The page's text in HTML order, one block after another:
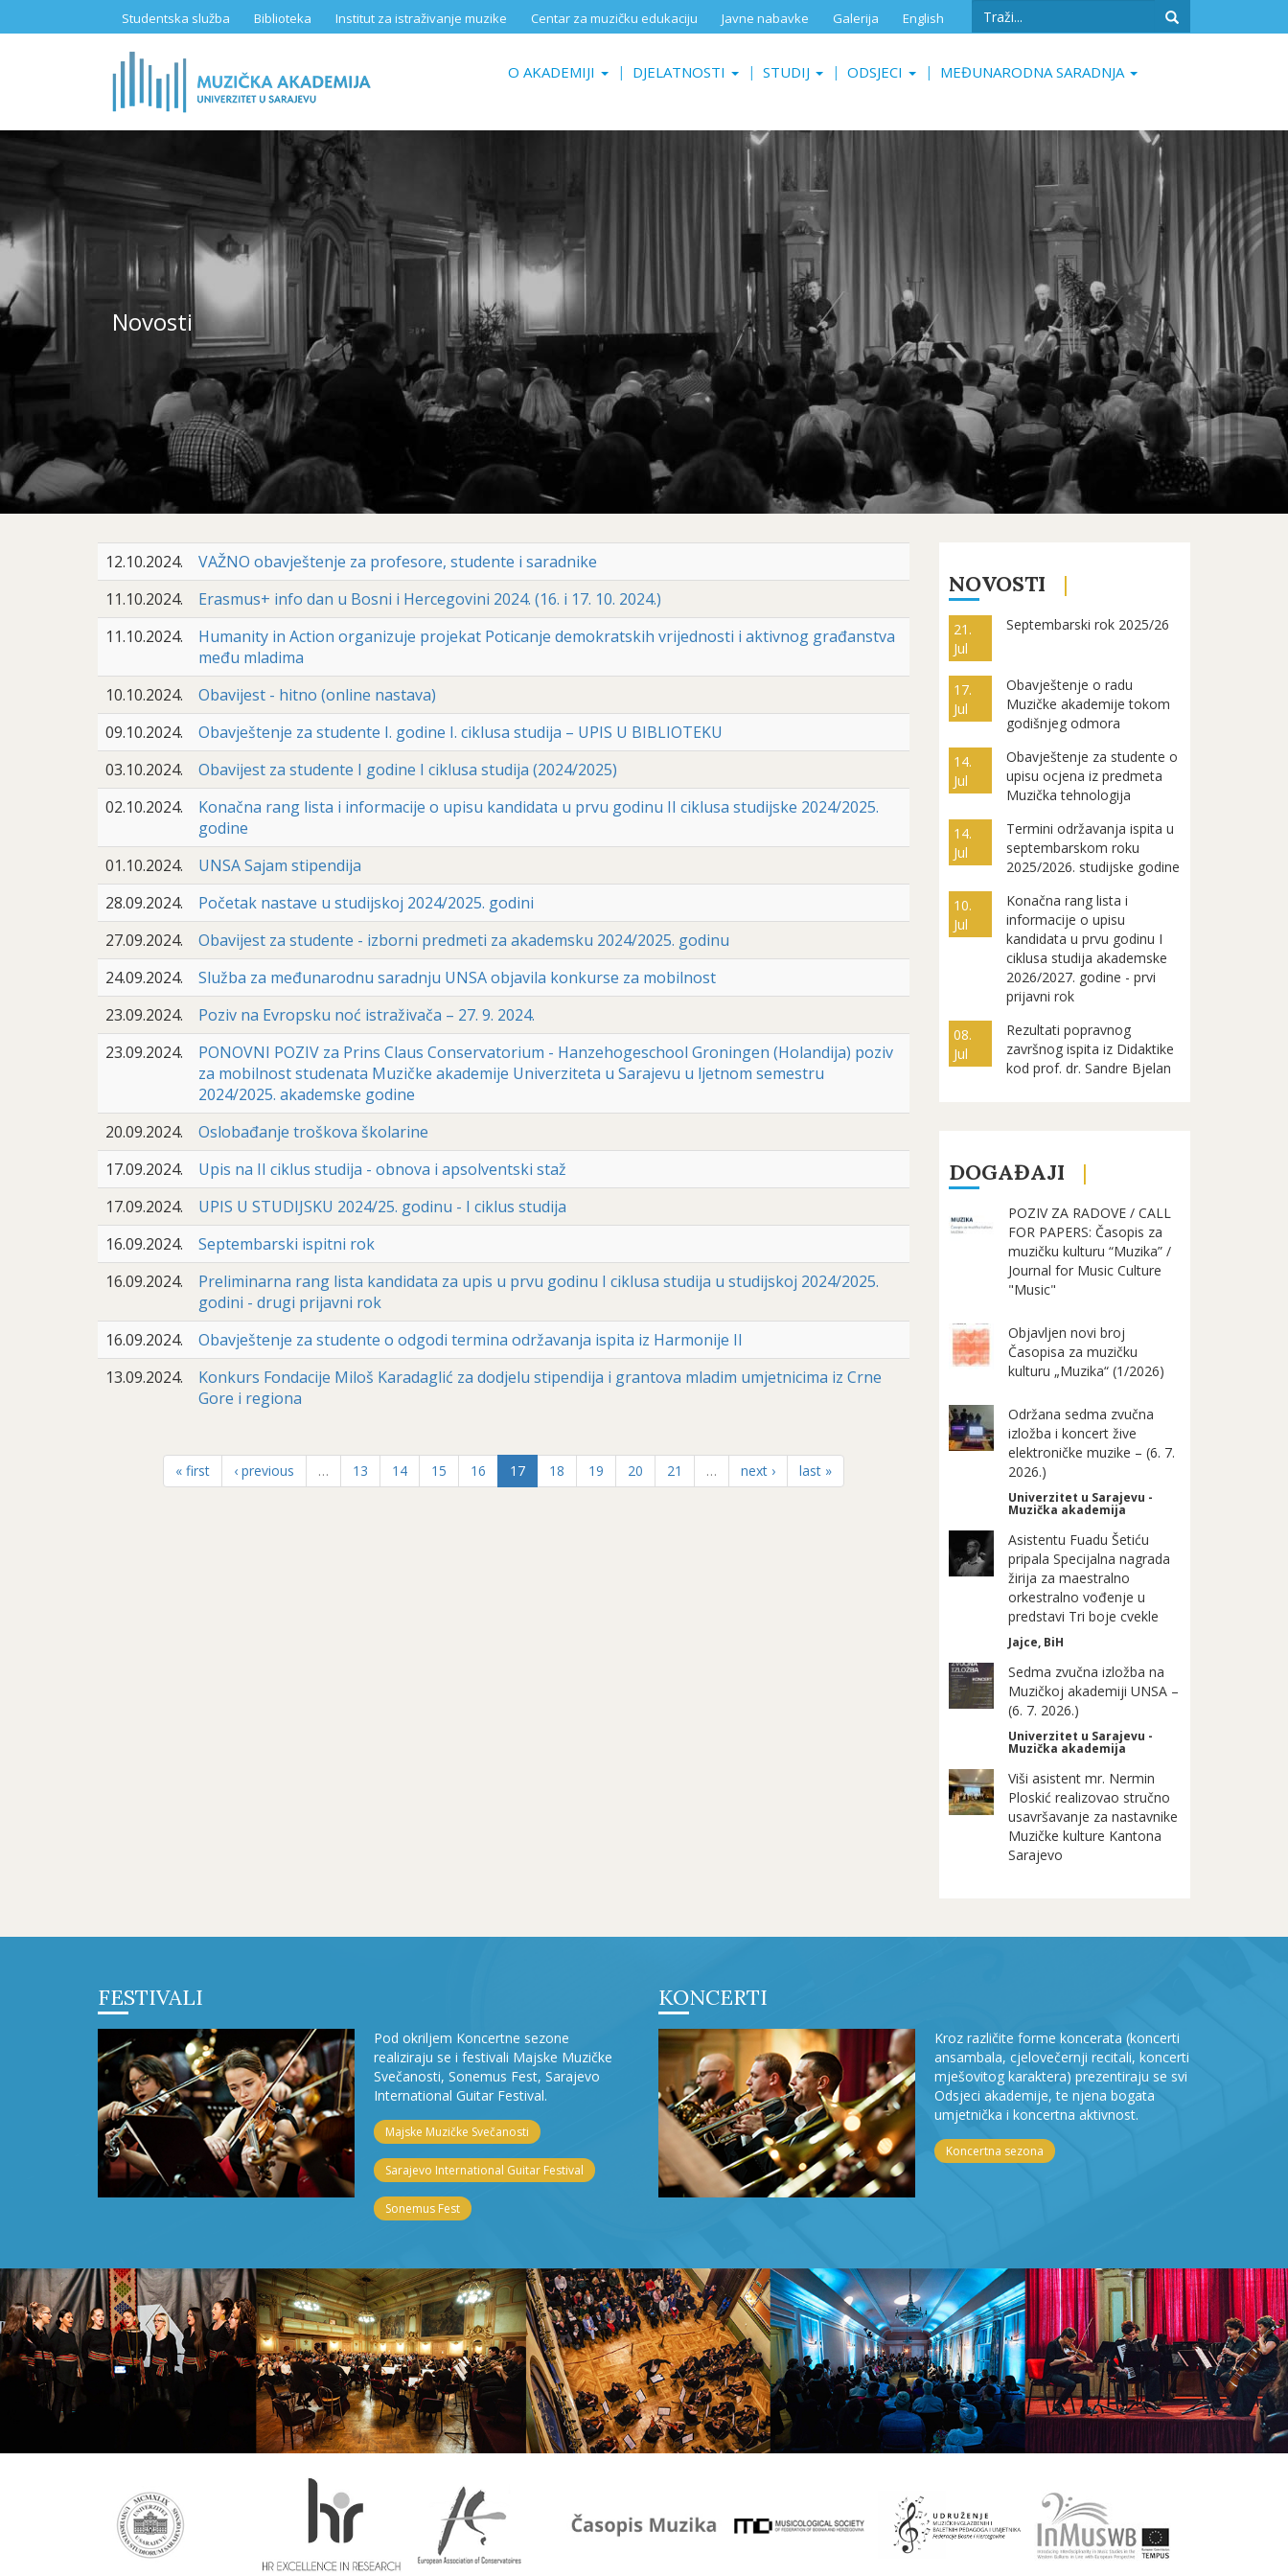
Studentska služba Biblioteka Institut za istraživanje muzike Centar za muzičku edukaciju Javne nabavke Galerija English
Search
O AKADEMIJI DJELATNOSTI STUDIJ ODSJECI MEĐUNARODNA SARADNJA
Novosti
12.10.2024.
VAŽNO obavještenje za profesore, studente i saradnike
11.10.2024.
Erasmus+ info dan u Bosni i Hercegovini 2024. (16. i 17. 10. 2024.)
11.10.2024.
Humanity in Action organizuje projekat Poticanje demokratskih vrijednosti i aktivnog građanstva
među mladima
10.10.2024.
Obavijest - hitno (online nastava)
09.10.2024.
Obavještenje za studente I. godine I. ciklusa studija – UPIS U BIBLIOTEKU
03.10.2024.
Obavijest za studente I godine I ciklusa studija (2024/2025)
02.10.2024.
Konačna rang lista i informacije o upisu kandidata u prvu godinu II ciklusa studijske 2024/2025.
godine
01.10.2024.
UNSA Sajam stipendija
28.09.2024.
Početak nastave u studijskoj 2024/2025. godini
27.09.2024.
Obavijest za studente - izborni predmeti za akademsku 2024/2025. godinu
24.09.2024.
Služba za međunarodnu saradnju UNSA objavila konkurse za mobilnost
23.09.2024.
Poziv na Evropsku noć istraživača – 27. 9. 2024.
23.09.2024.
PONOVNI POZIV za Prins Claus Conservatorium - Hanzehogeschool Groningen (Holandija) poziv
za mobilnost studenata Muzičke akademije Univerziteta u Sarajevu u ljetnom semestru
2024/2025. akademske godine
20.09.2024.
Oslobađanje troškova školarine
17.09.2024.
Upis na II ciklus studija - obnova i apsolventski staž
17.09.2024.
UPIS U STUDIJSKU 2024/25. godinu - I ciklus studija
16.09.2024.
Septembarski ispitni rok
16.09.2024.
Preliminarna rang lista kandidata za upis u prvu godinu I ciklusa studija u studijskoj 2024/2025.
godini - drugi prijavni rok
16.09.2024.
Obavještenje za studente o odgodi termina održavanja ispita iz Harmonije II
13.09.2024.
Konkurs Fondacije Miloš Karadaglić za dodjelu stipendija i grantova mladim umjetnicima iz Crne
Gore i regiona
« first ‹ previous … 13 14 15 16 17 18 19 20 21 … next › last »
NOVOSTI
21.
Jul
Septembarski rok 2025/26
17.
Jul
Obavještenje o radu
Muzičke akademije tokom
godišnjeg odmora
14.
Jul
Obavještenje za studente o
upisu ocjena iz predmeta
Muzička tehnologija
14.
Jul
Termini održavanja ispita u
septembarskom roku
2025/2026. studijske godine
10.
Jul
Konačna rang lista i
informacije o upisu
kandidata u prvu godinu I
ciklusa studija akademske
2026/2027. godine - prvi
prijavni rok
08.
Jul
Rezultati popravnog
završnog ispita iz Didaktike
kod prof. dr. Sandre Bjelan
DOGAĐAJI
POZIV ZA RADOVE / CALL
FOR PAPERS: Časopis za
muzičku kulturu “Muzika” /
Journal for Music Culture
"Music"
Objavljen novi broj
Časopisa za muzičku
kulturu „Muzika“ (1/2026)
Održana sedma zvučna
izložba i koncert žive
elektroničke muzike – (6. 7.
2026.)
Univerzitet u Sarajevu -
Muzička akademija
Asistentu Fuadu Šetiću
pripala Specijalna nagrada
žirija za maestralno
orkestralno vođenje u
predstavi Tri boje cvekle
Jajce, BiH
Sedma zvučna izložba na
Muzičkoj akademiji UNSA –
(6. 7. 2026.)
Univerzitet u Sarajevu -
Muzička akademija
Viši asistent mr. Nermin
Ploskić realizovao stručno
usavršavanje za nastavnike
Muzičke kulture Kantona
Sarajevo
FESTIVALI
Pod okriljem Koncertne sezone
realiziraju se i festivali Majske Muzičke
Svečanosti, Sonemus Fest, Sarajevo
International Guitar Festival.
Majske Muzičke Svečanosti
Sarajevo International Guitar Festival
Sonemus Fest
KONCERTI
Kroz različite forme koncerata (koncerti
ansambala, cjelovečernji recitali, koncerti
mješovitog karaktera) prezentiraju se svi
Odsjeci akademije, te njena bogata
umjetnička i koncertna aktivnost.
Koncertna sezona